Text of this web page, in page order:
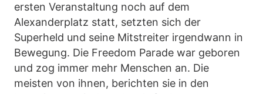
ersten Veranstaltung noch auf dem
Alexanderplatz statt, setzten sich der
Superheld und seine Mitstreiter irgendwann in
Bewegung. Die Freedom Parade war geboren
und zog immer mehr Menschen an. Die
meisten von ihnen, berichten sie in den